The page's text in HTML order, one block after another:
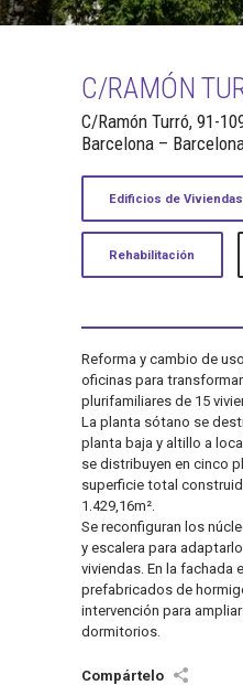
C/RAMÓN
C/Ramón Turró, 91-
Barcelona –
Edificios de Viviendas
Rehabilitación
Reforma y cambio de
oficinas para
plurifamiliares de 15
La planta sótano se
planta baja y altillo a
se distribuyen en cinco
superficie total
1.429,16m².
Se reconfiguran los
y escalera para
viviendas. En la fachada
prefabricados de
intervención para
dormitorios.